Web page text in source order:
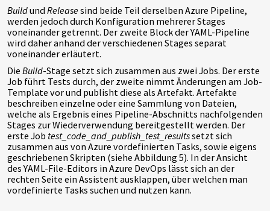
Buildund Releasesind beide Teil derselben Azure Pipeline,
werden jedoch durch Konfiguration mehrerer Stages
voneinander getrennt. Der zweite Block der YAML-Pipeline
wird daher anhand der verschiedenen Stages separat
voneinander erläutert.
Die Build-Stage setzt sich zusammen aus zwei Jobs. Der erste
Job führt Tests durch, der zweite nimmt Änderungen am Job-
Template vor und publisht diese als Artefakt. Artefakte
beschreiben einzelne oder eine Sammlung von Dateien,
welche als Ergebnis eines Pipeline-Abschnitts nachfolgenden
Stages zur Wiederverwendung bereitgestellt werden. Der
erste Job test_code_and_publish_test_resultssetzt sich
zusammen aus von Azure vordefinierten Tasks, sowie eigens
geschriebenen Skripten (siehe Abbildung 5). In der Ansicht
des YAML-File-Editors in Azure DevOps lässt sich an der
rechten Seite ein Assistent ausklappen, über welchen man
vordefinierte Tasks suchen und nutzen kann.